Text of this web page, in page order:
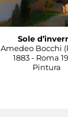
Sole
Amedeo Bocchi
1883 - Roma
Pintura